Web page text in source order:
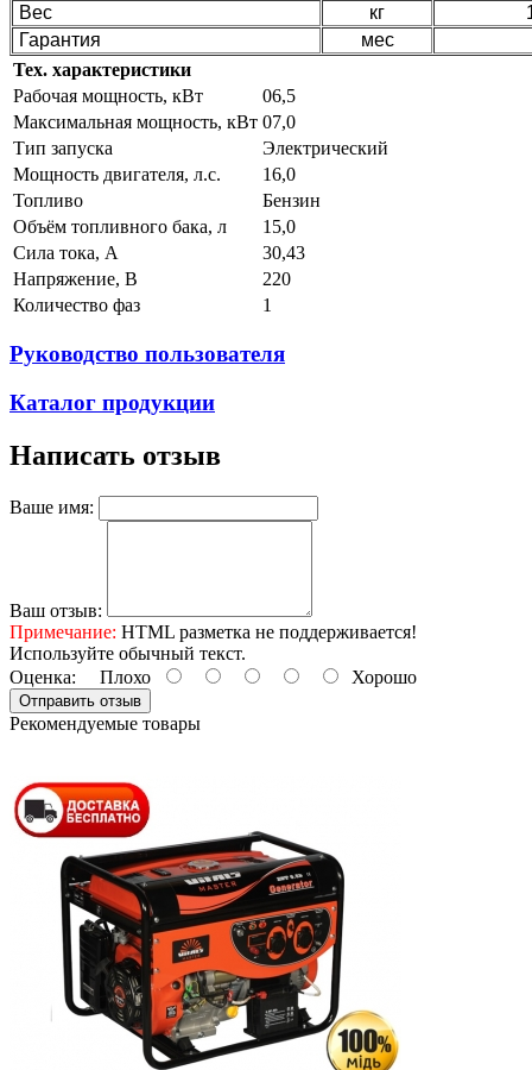
Вес
кг
Гарантия
мес
Тех. характеристики
Рабочая мощность, кВт
06,5
Максимальная мощность, кВт 07,0
Тип запуска
Электрический
Мощность двигателя, л.с.
16,0
Топливо
Бензин
Объём топливного бака, л
15,0
Сила тока, А
30,43
Напряжение, В
220
Количество фаз
1
Руководство пользователя
Каталог продукции
Написать отзыв
Ваше имя:
Ваш отзыв:
Примечание: HTML разметка не поддерживается!
Используйте обычный текст.
Оценка: Плохо Хорошо
Отправить отзыв
Рекомендуемые товары